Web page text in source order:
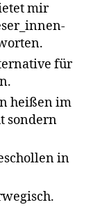
mir
für
heißen im
sondern
in